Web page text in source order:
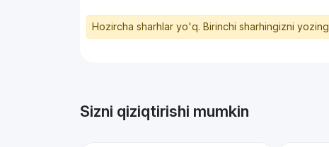
Hozircha sharhlar yo'q. Birinchi sharhingizni yozing
Sizni qiziqtirishi mumkin